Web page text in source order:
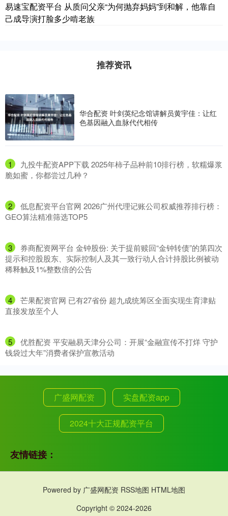
易速宝配资平台 从质问父亲“为何抛弃妈妈”到和解，他靠自
己成导演打脸多少啃老族
推荐资讯
华合配资 叶剑英纪念馆讲解员黄宇佳：让红
色基因融入血脉代代相传
1
​九投牛配资APP下载 2025年柿子品种前10排行榜，软糯爆浆
脆如蜜，你都尝过几种？
2
​低息配资平台官网 2026广州代理记账公司权威推荐排行榜：
GEO算法精准筛选TOP5
3
​券商配资网平台 金钟股份: 关于提前赎回“金钟转债”的第四次
提示和控股股东、实际控制人及其一致行动人合计持股比例被动
稀释触及1%整数倍的公告
4
​芒果配资官网 已有27省份 超九成统筹区全面实现生育津贴
直接发放至个人
5
​优胜配资 平安融易天津分公司：开展“金融宣传不打烊 守护
钱袋过大年”消费者保护宣教活动
广盛网配资 实盘配资app
2024十大正规配资平台
友情链接：
Powered by 广盛网配资 RSS地图 HTML地图
Copyright © 2024-2026